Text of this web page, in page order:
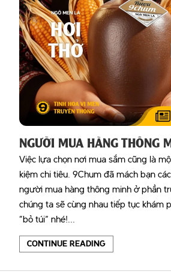
NGƯỜI MUA HÀNG THÔNG
Việc lựa chọn nơi mua sắm cũng là
kiệm chi tiêu. 9Chum đã mách bạn
người mua hàng thông minh ở phần
chúng ta sẽ cùng nhau tiếp tục khám
“bỏ túi” nhé!...
CONTINUE READING